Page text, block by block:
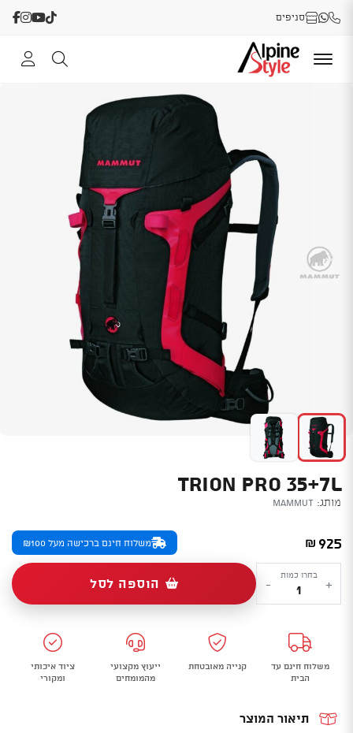
סניפים
TRION PRO 35+7L
מותג: Mammut
₪ 925 משלוח חינם ברכישה מעל ₪100
+
כמות
של
Pro
35+7L
בחרו כמות
- הוספה לסל
משלוח חינם עד
הבית
קנייה מאובטחת
ייעוץ מקצועי
מהמומחים
ציוד איכותי
ומקורי
תיאור המוצר